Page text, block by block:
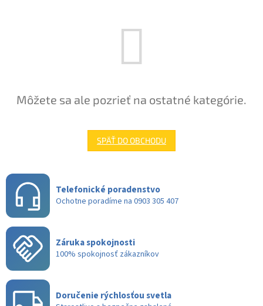
Môžete sa ale pozrieť na ostatné kategórie.
SPÄŤ DO OBCHODU
Telefonické poradenstvo
Ochotne poradíme na 0903 305 407
Záruka spokojnosti
100% spokojnosť zákazníkov
Doručenie rýchlosťou svetla